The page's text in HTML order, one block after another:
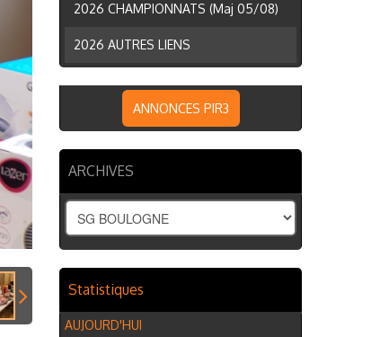
2026 CHAMPIONNATS (Maj 05/08)
2026 AUTRES LIENS
ANNONCES PIR3
ARCHIVES
Statistiques
AUJOURD'HUI